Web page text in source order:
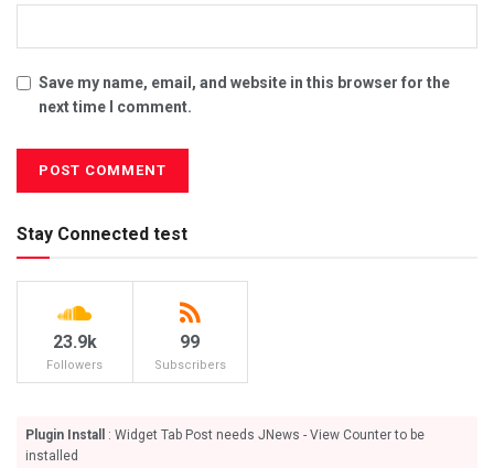
Save my name, email, and website in this browser for the
next time I comment.
Stay Connected test
23.9k
Followers
99
Subscribers
Plugin Install
: Widget Tab Post needs JNews - View Counter to be
installed